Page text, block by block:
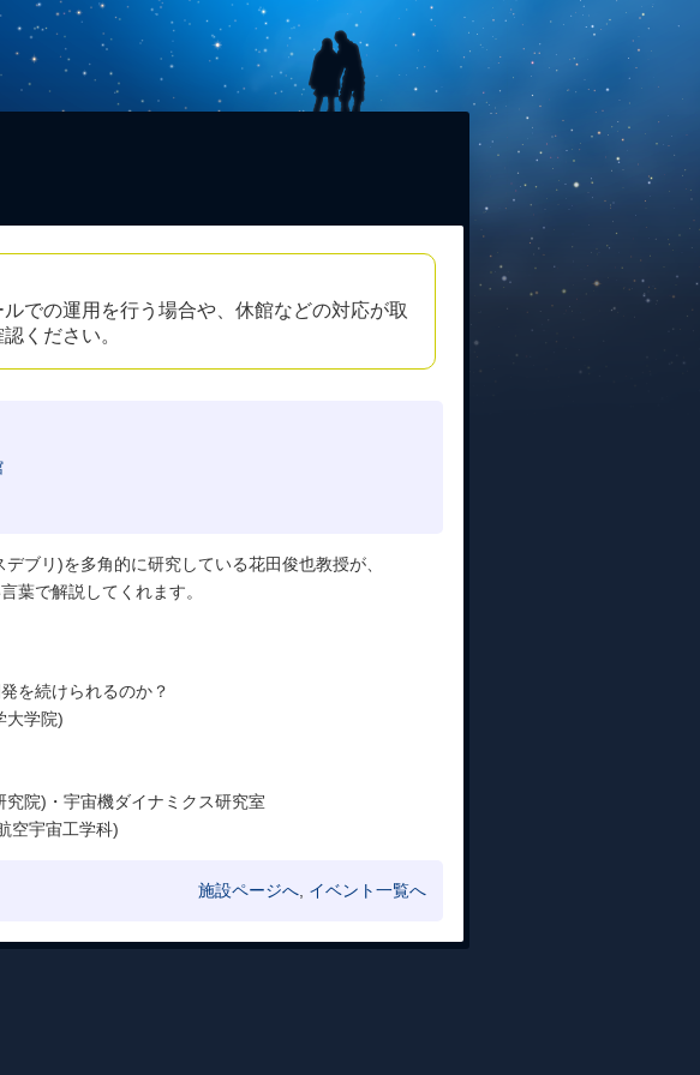
での運用を行う場合や、休館などの対応が取
ください。
ブリ)を多角的に研究している花田俊也教授が、
葉で解説してくれます。
を続けられるのか？
大学院)
院)・宇宙機ダイナミクス研究室
空宇宙工学科)
施設ページへ イベント一覧へ